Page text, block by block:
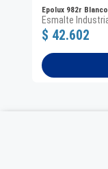
Epolux 982r Blanco
Esmalte
$ 42.602